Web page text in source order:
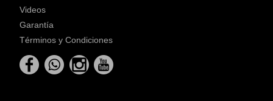
Videos
Garantía
Términos y Condiciones